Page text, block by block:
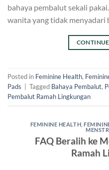
bahaya pembalut sekali
wanita yang tidak menyadari
Posted in Feminine Health,
Pads
Tagged Bahaya Pembalut,
Pembalut Ramah Lingkungan
FEMININE HEALTH ,
FAQ Beralih ke
Ramah